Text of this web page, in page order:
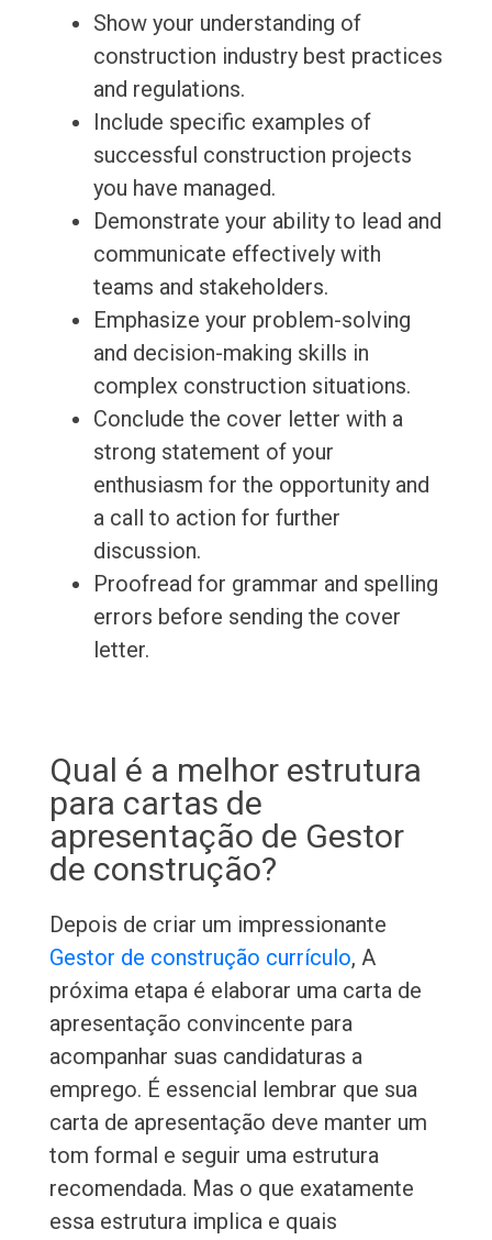
Show your understanding of
construction industry best practices
and regulations.
Include specific examples of
successful construction projects
you have managed.
Demonstrate your ability to lead and
communicate effectively with
teams and stakeholders.
Emphasize your problem-solving
and decision-making skills in
complex construction situations.
Conclude the cover letter with a
strong statement of your
enthusiasm for the opportunity and
a call to action for further
discussion.
Proofread for grammar and spelling
errors before sending the cover
letter.
Qual é a melhor estrutura
para cartas de
apresentação de Gestor
de construção?
Depois de criar um impressionante
Gestor de construção currículo, A
próxima etapa é elaborar uma carta de
apresentação convincente para
acompanhar suas candidaturas a
emprego. É essencial lembrar que sua
carta de apresentação deve manter um
tom formal e seguir uma estrutura
recomendada. Mas o que exatamente
essa estrutura implica e quais